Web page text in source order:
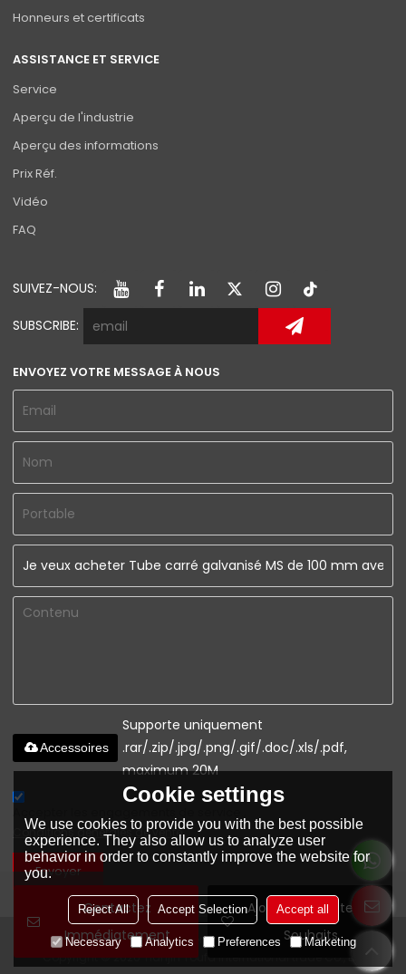
Contactez
Immédiatement
Ajouter À La Liste De
Souhaits
Honneurs et certificats
ASSISTANCE ET SERVICE
Service
Aperçu de l'industrie
Aperçu des informations
Prix Réf.
Vidéo
FAQ
SUIVEZ-NOUS:
SUBSCRIBE:
ENVOYEZ VOTRE MESSAGE À NOUS
Supporte uniquement
.rar/.zip/.jpg/.png/.gif/.doc/.xls/.pdf,
maximum 20M
Accessoires
Conditions générales de vente
Envoyer
www.youfaconstruction.com
Copyright © 2026Tianjin Youfa international trade Co., Ltd
Cookie settings
We use cookies to provide you with the best possible
experience. They also allow us to analyze user
behavior in order to constantly improve the website for
you.
Reject All Accept Selection Accept all
Necessary Analytics Preferences Marketing